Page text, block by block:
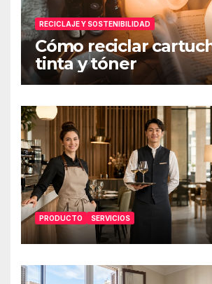
RECICLAJE Y SOSTENIBILIDAD
Cómo reciclar
tinta y tóner
PRODUCTO SERVICIOS